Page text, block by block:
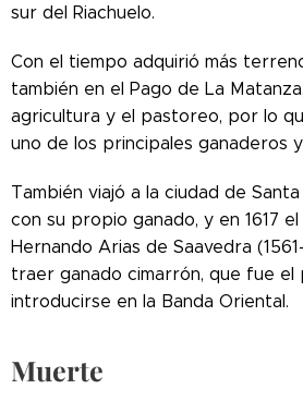
sur del Riachuelo.
Con el tiempo adquirió más
también en el Pago de La
agricultura y el pastoreo, por lo
uno de los principales ganaderos
También viajó a la ciudad de
con su propio ganado, y en 1617
Hernando Arias de Saavedra
traer ganado cimarrón, que fue el
introducirse en la Banda Oriental.
Muerte